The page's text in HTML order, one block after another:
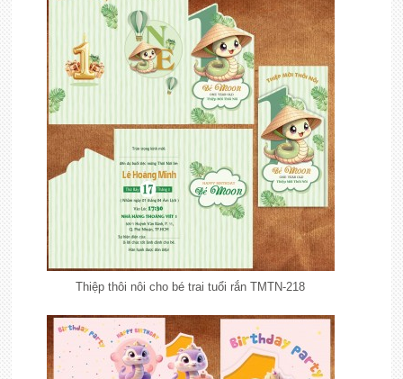
Thiệp thôi nôi cho bé trai tuổi rắn TMTN-218